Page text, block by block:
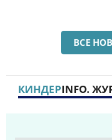
ВСЕ
КИНДЕРINFO.